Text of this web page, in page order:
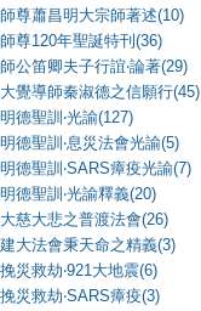
師尊蕭昌明大宗師著述(10)
師尊120年聖誕特刊(36)
師公笛卿夫子行誼‧論著(29)
大覺導師秦淑德之信願行(45)
明德聖訓‧光諭(127)
明德聖訓‧息災法會光諭(5)
明德聖訓‧SARS瘴疫光諭(7)
明德聖訓‧光諭釋義(20)
大慈大悲之普渡法會(26)
建大法會秉天命之精義(3)
挽災救劫‧921大地震(6)
挽災救劫‧SARS瘴疫(3)